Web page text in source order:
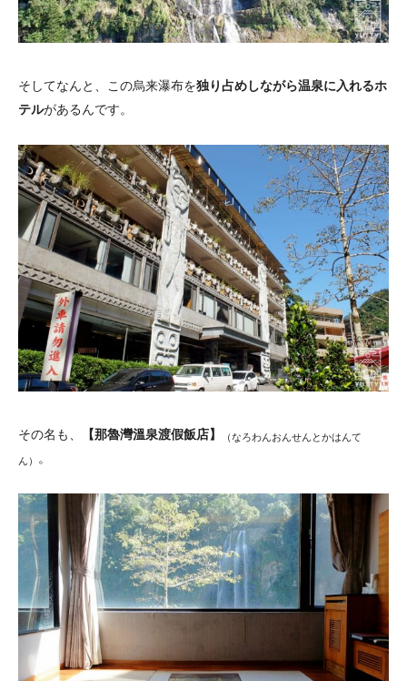
そしてなんと、この烏来瀑布を独り占めしながら温泉に入れるホ
テルがあるんです。
その名も、 【那魯灣溫泉渡假飯店】 （なろわんおんせんとかはんて
ん） 。